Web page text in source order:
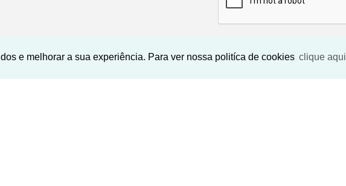
e melhorar a sua experiência. Para ver nossa politíca de cookies clique aqui
BUSCAR IMOVEIS